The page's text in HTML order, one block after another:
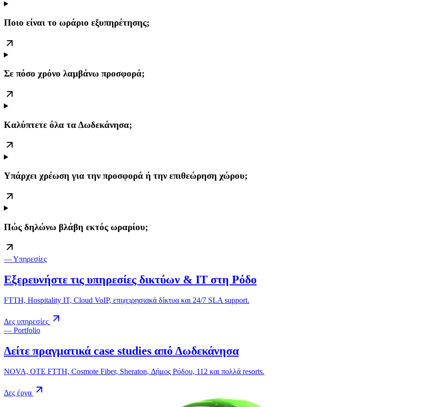
Ποιο είναι το ωράριο εξυπηρέτησης;
Σε πόσο χρόνο λαμβάνω προσφορά;
Καλύπτετε όλα τα Δωδεκάνησα;
Υπάρχει χρέωση για την προσφορά ή την επιθεώρηση χώρου;
Πώς δηλώνω βλάβη εκτός ωραρίου;
— Υπηρεσίες
Εξερευνήστε τις υπηρεσίες δικτύων & IT στη Ρόδο
FTTH, Hospitality IT, Cloud VoIP, επιχειρησιακά δίκτυα και 24/7 SLA support.
Δες υπηρεσίες
— Portfolio
Δείτε πραγματικά case studies από Δωδεκάνησα
NOVA, OTE FTTH, Cosmote Fiber, Sheraton, Δήμος Ρόδου, 112 και πολλά resorts.
Δες έργα